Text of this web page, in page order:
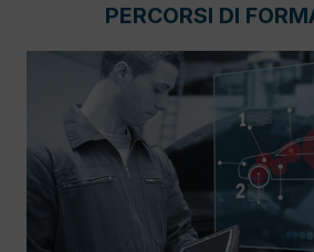
PERCORSI DI